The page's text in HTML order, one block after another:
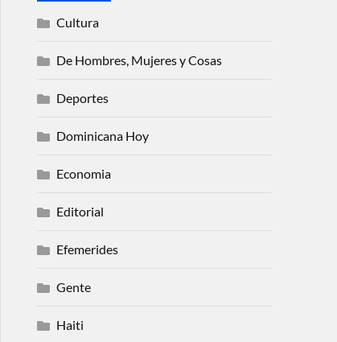
Cultura
De Hombres, Mujeres y Cosas
Deportes
Dominicana Hoy
Economia
Editorial
Efemerides
Gente
Haiti